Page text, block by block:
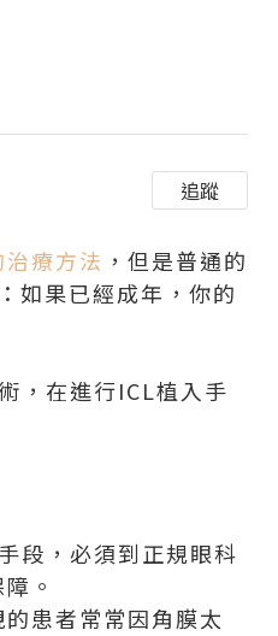
追蹤
療方法 ，但是普通的
如果已經成年，你的
，在進行ICL植入手
段，必須到正規眼科
。
患者常常因角膜太